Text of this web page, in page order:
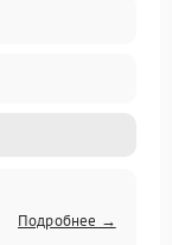
Подробнее →